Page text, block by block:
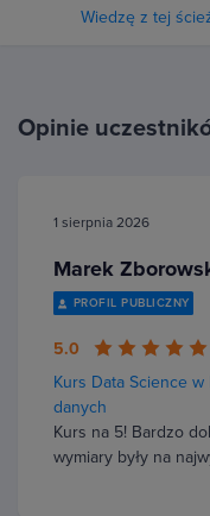
Wiedzę z tej
Opinie
1 sierpnia 2026
Marek
PROFIL PUBLICZNY
5.0
Kurs Data Science
danych
Kurs na 5! Bardzo
wymiary były na